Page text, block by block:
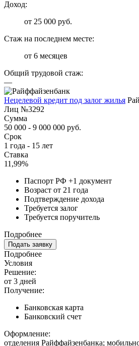
Доход:
от 25 000 руб.
Стаж на последнем месте:
от 6 месяцев
Общий трудовой стаж:
—
Нецелевой кредит под залог жилья
Лиц №3292
Сумма
50 000 - 9 000 000 руб.
Срок
1 года - 15 лет
Ставка
11,99%
Паспорт РФ +1 документ
Возраст от 21 года
Подтверждение дохода
Требуется залог
Требуется поручитель
Подробнее
Подать заявку
Подробнее
Условия
Решение:
от 3 дней
Получение:
Банковская карта
Банковский счет
Оформление:
отделения Райффайзенбанка;